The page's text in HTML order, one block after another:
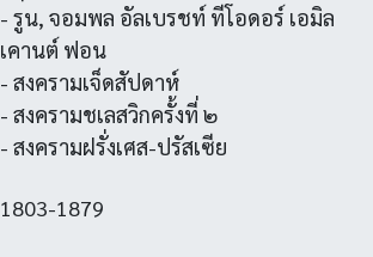
- รูน, จอมพล อัลเบรชท์ ทีโอดอร์ เอมิล
เคานต์ ฟอน
- สงครามเจ็ดสัปดาห์
- สงครามชเลสวิกครั้งที่ ๒
- สงครามฝรั่งเศส-ปรัสเซีย
1803-1879